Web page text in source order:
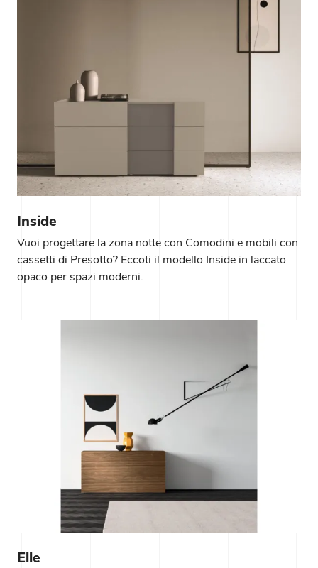
Inside
Vuoi progettare la zona notte con Comodini e mobili con
cassetti di Presotto? Eccoti il modello Inside in laccato
opaco per spazi moderni.
Elle